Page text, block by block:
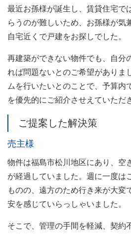
最近お孫様が誕生し、賃貸住宅で
らうのが難しいため、お孫様が気
自宅近くで戸建をお探しでした。
再建築ができない物件でも、自分
れば問題ないとのご希望がありま
ムを行いたいとのことで、予算内
を優先的にご紹介させえていただ
ご提案した解決策
売主様
物件は福島市松川地区にあり、空
が経過していました。週に一度は
ものの、遠方のため行き来が大変
安を感じていらっしゃいました。
そこで、管理の手間を軽減、契約